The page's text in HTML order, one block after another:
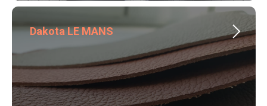
Dakota LE MANS